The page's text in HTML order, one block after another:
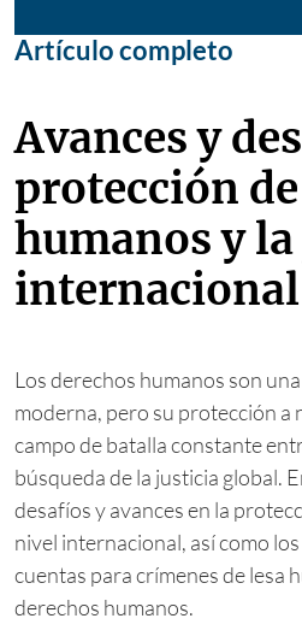
Artículo completo
Avances y
protección
humanos y
internacional
Los derechos humanos son
moderna, pero su protección a
campo de batalla constante
búsqueda de la justicia global.
desafíos y avances en la
nivel internacional, así como
cuentas para crímenes de lesa
derechos humanos.